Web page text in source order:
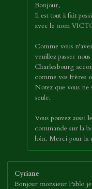
Bonjour,
Il est tout à fait
avec le nom
Comme vous
veuillez passer
Charlesbourg
comme vos frères
Notez que vous ne
seule.
Vous pouvez aussi
commande sur la
loin. Merci pour la
Cyriane
Bonjour monsieur Pablo